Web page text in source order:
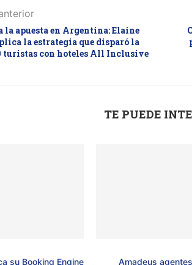
la apuesta en Argentina: Elaine
la estrategia que disparó la
turistas con hoteles All Inclusive
TE PUEDE
su Booking Engine Amadeus